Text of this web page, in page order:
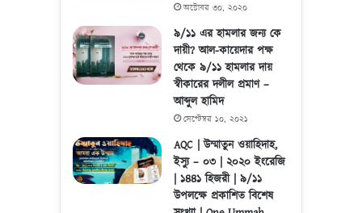
অক্টোবর ৩০, ২০২০
৯/১১ এর হামলার জন্য কে
দায়ী? আল-কায়েদার পক্ষ
থেকে ৯/১১ হামলার দায়
স্বীকারের দলীল প্রমাণ –
আব্দুল হামিদ
সেপ্টেম্বর ১০, ২০২১
AQC | উম্মাতুন ওয়াহিদাহ,
ইস্যু – ০৩ | ২০২০ ইংরেজি
| ১৪৪১ হিজরী | ৯/১১
উপলক্ষে প্রকাশিত বিশেষ